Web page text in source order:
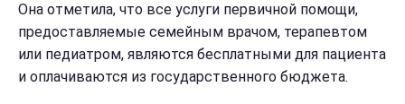
Она отметила, что все услуги первичной помощи,
предоставляемые семейным врачом, терапевтом
или педиатром, являются бесплатными для пациента
и оплачиваются из государственного бюджета.